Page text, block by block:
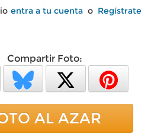
entra a tu cuenta o Regístrate
Compartir Foto:
AL AZAR